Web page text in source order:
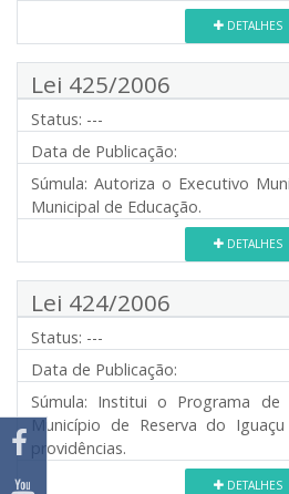
DETALHES
Lei 425/2006
Status: ---
Data de Publicação:
Súmula: Autoriza o Executivo
Municipal de Educação.
DETALHES
Lei 424/2006
Status: ---
Data de Publicação:
Súmula: Institui o Programa de
Município de Reserva do
providências.
DETALHES